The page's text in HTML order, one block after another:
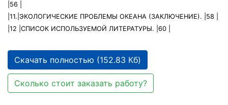
|56 |
|11.|ЭКОЛОГИЧЕСКИЕ ПРОБЛЕМЫ ОКЕАНА (ЗАКЛЮЧЕНИЕ). |58 |
|12 |СПИСОК ИСПОЛЬЗУЕМОЙ ЛИТЕРАТУРЫ. |60 |
Скачать полностью (152.83 Кб)
Сколько стоит заказать работу?